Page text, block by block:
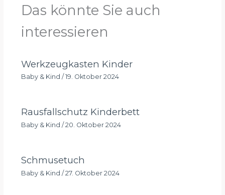
Das könnte Sie auch
interessieren
Werkzeugkasten Kinder
Baby & Kind / 19. Oktober 2024
Rausfallschutz Kinderbett
Baby & Kind / 20. Oktober 2024
Schmusetuch
Baby & Kind /27. Oktober 2024